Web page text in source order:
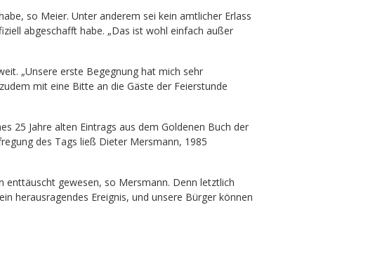
so Meier. Unter anderem sei kein amtlicher Erlass
abgeschafft habe. „Das ist wohl einfach außer
„Unsere erste Begegnung hat mich sehr
mit eine Bitte an die Gäste der Feierstunde
25 Jahre alten Eintrags aus dem Goldenen Buch der
des Tags ließ Dieter Mersmann, 1985
enttäuscht gewesen, so Mersmann. Denn letztlich
herausragendes Ereignis, und unsere Bürger können